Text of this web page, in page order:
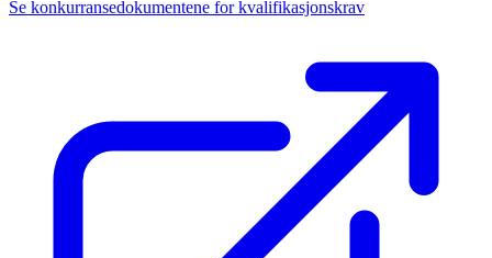
Se konkurransedokumentene for kvalifikasjonskrav